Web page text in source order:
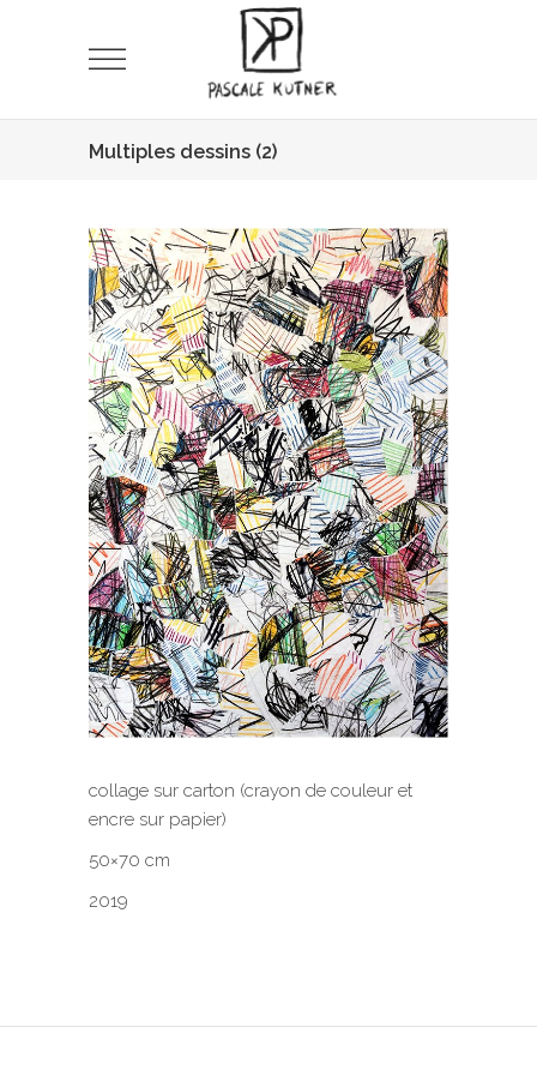
Multiples dessins (2)
collage sur carton (crayon de couleur et
encre sur papier)
50×70 cm
2019